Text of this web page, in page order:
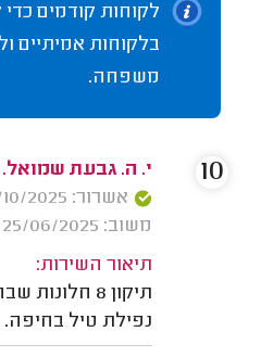
לקוחות קודמים
בלקוחות אמיתיים
משפחה.
י. ה. גבעת שמואל.
אשרור: 20/10/2025
משוב: 25/06/2025
תיאור השירות:
תיקון 8
נפילת טיל בחיפה.
10